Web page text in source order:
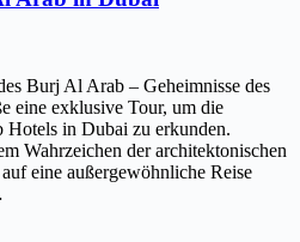
Burj Al Arab – Geheimnisse des
eine exklusive Tour, um die
Hotels in Dubai zu erkunden.
Wahrzeichen der architektonischen
eine außergewöhnliche Reise